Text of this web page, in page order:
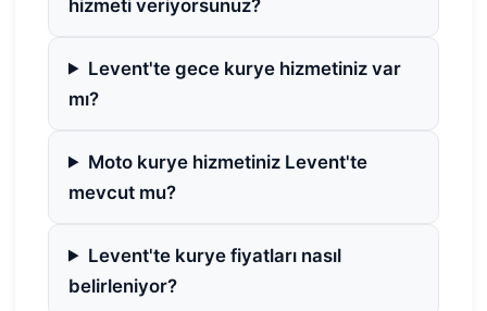
hizmeti veriyorsunuz?
Levent'te gece kurye hizmetiniz var
mı?
Moto kurye hizmetiniz Levent'te
mevcut mu?
Levent'te kurye fiyatları nasıl
belirleniyor?